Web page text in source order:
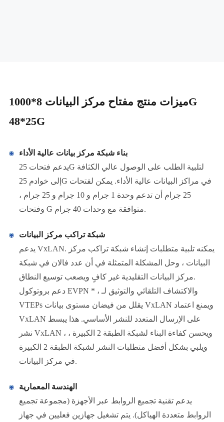
ميزات منتج مفتاح مركز البيانات 8*1000G
48*25G
بناء شبكة مركز بيانات عالية الأداء
يدعم فتحات 25G لتلبية الطلب على الوصول عالي الكثافة
إلى خوادم 25G في مراكز البيانات عالية الأداء. يمكن لفتحات
25 جرام أن تدعم وحدة 1 جرام و 10 جرام و 25 جرام ،
وفتحات G متوافقة مع وحدات 40 جرام.
شبكة تراكب مركز البيانات
يدعم VxLAN. يمكنه تلبية متطلبات إنشاء شبكة تراكب مركز
البيانات ، وحل المشكلة المتمثلة في أن عدد فالان في شبكة
مركز البيانات التقليدية غير كافٍ ويصعب توسيع النطاق.
دعم بروتوكول EVPN * ، والاكتشاف التلقائي والتوثيق لـ
VTEPs يقلل من فيضان مستوى بيانات VxLAN ويمنع اعتماد
VxLAN على الإرسال المتعدد للنشر الأساسي. هذا يبسط
نشر VxLAN ، ويحسن كفاءة البناء لشبكة الطبقة 2 الكبيرة ،
ويلبي بشكل أفضل متطلبات النشر لشبكة الطبقة 2 الكبيرة
في مركز البيانات.
‏ الهندسة المعمارية
يدعم تقنية تجميع الروابط عبر الأجهزة (مجموعة تجميع
الروابط متعددة الهياكل). يتم تشغيل جهازين فعليين في جهاز